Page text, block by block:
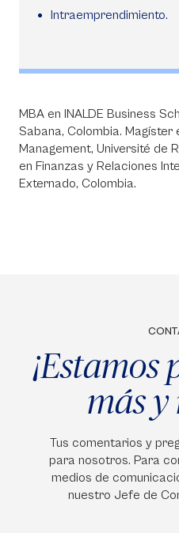
Intraemprendimiento.
MBA en INALDE Business
Sabana, Colombia. Magíster
Management, Université de
en Finanzas y Relaciones
Externado, Colombia.
más
Tus comentarios y
para nosotros. Para
medios de
nuestro Jefe de